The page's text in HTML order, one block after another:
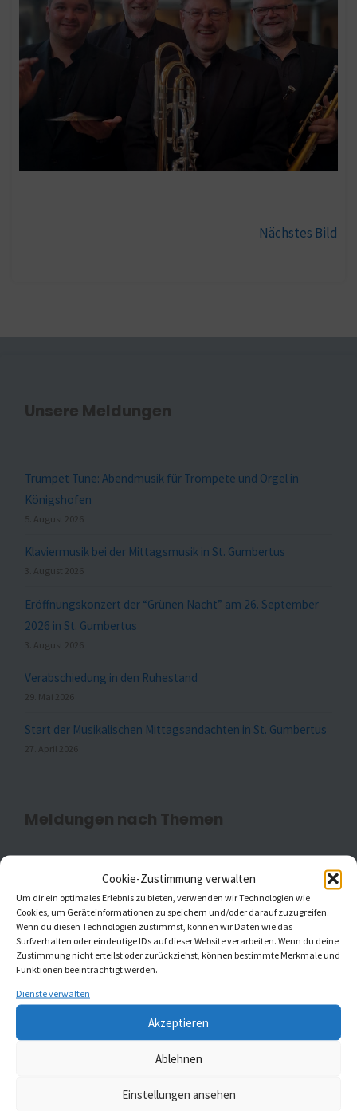
Cookie-Zustimmung verwalten
Um dir ein optimales Erlebnis zu bieten, verwenden wir Technologien wie
Cookies, um Geräteinformationen zu speichern und/oder darauf zuzugreifen.
Wenn du diesen Technologien zustimmst, können wir Daten wie das
Surfverhalten oder eindeutige IDs auf dieser Website verarbeiten. Wenn du deine
Zustimmung nicht erteilst oder zurückziehst, können bestimmte Merkmale und
Funktionen beeinträchtigt werden.
Dienste verwalten
Akzeptieren
Ablehnen
Einstellungen ansehen
Nächstes Bild
Unsere Meldungen
Trumpet Tune: Abendmusik für Trompete und Orgel in
Königshofen
5. August 2026
Klaviermusik bei der Mittagsmusik in St. Gumbertus
3. August 2026
Eröffnungskonzert der “Grünen Nacht” am 26. September
2026 in St. Gumbertus
3. August 2026
Verabschiedung in den Ruhestand
29. Mai 2026
Start der Musikalischen Mittagsandachten in St. Gumbertus
27. April 2026
Meldungen nach Themen
Gottesdienste(1)
Kaleidoskop Kirchenmusik(1)
Kinder- und Jugendchöre
MELDUNGEN AUS ST. JOHANNIS UND ST.